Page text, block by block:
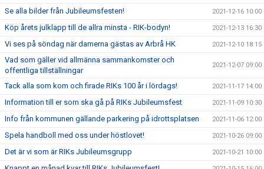
Se alla bilder från Jubileumsfesten! 2021-12-16 10:00
Köp årets julklapp till de allra minsta - RIK-bodyn! 2021-12-13 16:30
Vi ses på söndag när damerna gästas av Arbrå HK 2021-12-10 18:15
Vad som gäller vid allmänna sammankomster och
offentliga tillställningar
2021-12-07 09:00
Tack alla som kom och firade RIKs 100 år i lördags! 2021-11-17 14:00
Information till er som ska gå på RIKs Jubileumsfest 2021-11-09 10:30
Info från kommunen gällande parkering på idrottsplatsen 2021-11-06 12:00
Spela handboll med oss under höstlovet! 2021-10-26 09:00
Det är vi som är RIKs Jubileumsgrupp 2021-10-21 10:00